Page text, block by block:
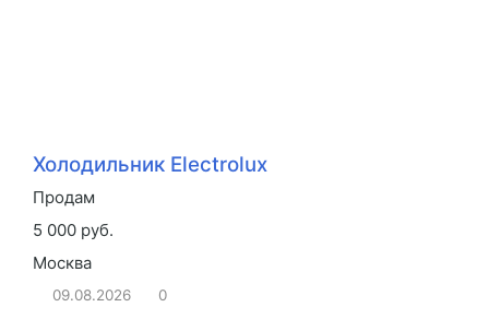
Холодильник Electrolux
Продам
5 000 руб.
Москва
09.08.2026 0